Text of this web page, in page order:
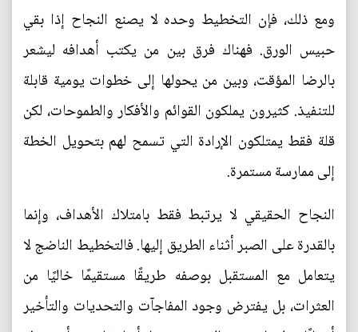
ومع ذلك، فإن التخطيط وحده لا يصنع النجاح إذا بقي
حبيس الورق. فهناك فرق بين من يكتب أهدافه ليشعر
بالرضا المؤقت، وبين من يحولها إلى خطوات يومية قابلة
للتنفيذ. كثيرون يملكون القوائم والأفكار والطموحات، لكن
قلة فقط يمتلكون الإرادة التي تسمح لهم بتحويل الخطة
إلى ممارسة مستمرة.
النجاح الحقيقي لا يرتبط فقط بامتلاك الأهداف، وإنما
بالقدرة على الصبر أثناء الطريق إليها. فالتخطيط الناضج لا
يتعامل مع المستقبل بوصفه طريقًا مستقيمًا خاليًا من
العثرات، بل يفترض وجود المفاجآت والتحديات والتأخير